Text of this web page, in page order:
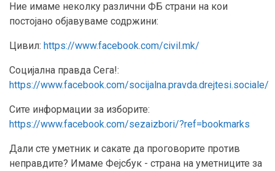
Ние имаме неколку различни ФБ страни на кои
постојано објавуваме содржини:
Цивил: https://www.facebook.com/civil.mk/
Социјална правда Сега!:
https://www.facebook.com/socijalna.pravda.drejtesi.sociale/
Сите информации за изборите:
https://www.facebook.com/sezaizbori/?ref=bookmarks
Дали сте уметник и сакате да проговорите против
неправдите? Имаме Фејсбук - страна на уметниците за